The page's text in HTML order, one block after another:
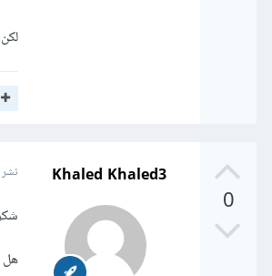
0
Khaled Khaled3 نشر
هل